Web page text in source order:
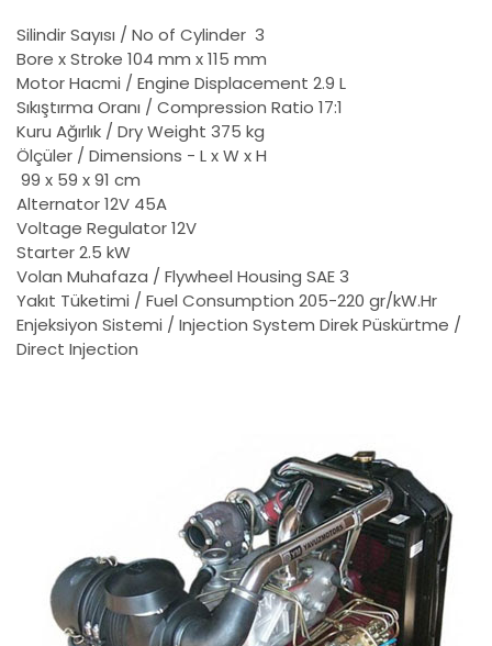
Silindir Sayısı / No of Cylinder 3
Bore x Stroke 104 mm x 115 mm
Motor Hacmi / Engine Displacement 2.9 L
Sıkıştırma Oranı / Compression Ratio 17:1
Kuru Ağırlık / Dry Weight 375 kg
Ölçüler / Dimensions - L x W x H
99 x 59 x 91 cm
Alternator12V 45A
Voltage Regulator12V
Starter2.5 kW
Volan Muhafaza / Flywheel Housing SAE 3
Yakıt Tüketimi / Fuel Consumption 205-220 gr/kW.Hr
Enjeksiyon Sistemi / Injection System Direk Püskürtme /
Direct Injection